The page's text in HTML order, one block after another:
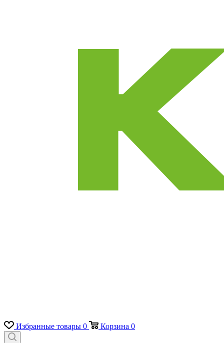
Избранные товары 0 Корзина 0